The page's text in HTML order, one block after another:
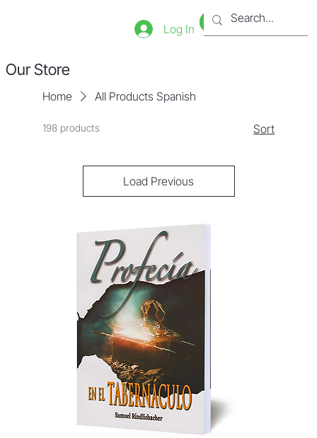
Bookstore
Tienda
Log In
Our Store
Home All Products Spanish
198 products Sort
Load Previous